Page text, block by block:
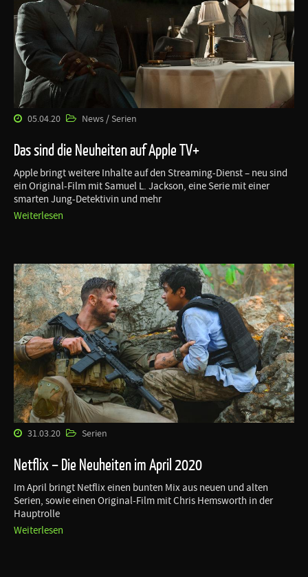
05.04.20 News / Serien
Das sind die Neuheiten auf Apple TV+
Apple bringt weitere Inhalte auf den Streaming-Dienst – neu sind
ein Original-Film mit Samuel L. Jackson, eine Serie mit einer
smarten Jung-Detektivin und mehr
Weiterlesen
31.03.20 Serien
Netflix – Die Neuheiten im April 2020
Im April bringt Netflix einen bunten Mix aus neuen und alten
Serien, sowie einen Original-Film mit Chris Hemsworth in der
Hauptrolle
Weiterlesen